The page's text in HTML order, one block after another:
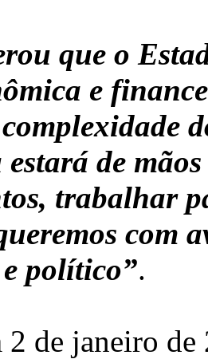
que o
e
de
trabalhar
com
político”.
2 de janeiro